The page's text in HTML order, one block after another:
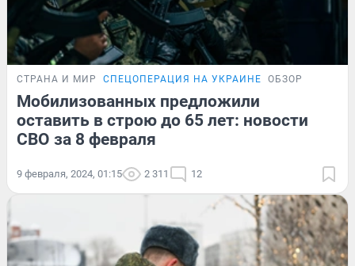
СТРАНА И МИР СПЕЦОПЕРАЦИЯ НА УКРАИНЕ ОБЗОР
Мобилизованных предложили
оставить в строю до 65 лет: новости
СВО за 8 февраля
9 февраля, 2024, 01:15 2 311 12